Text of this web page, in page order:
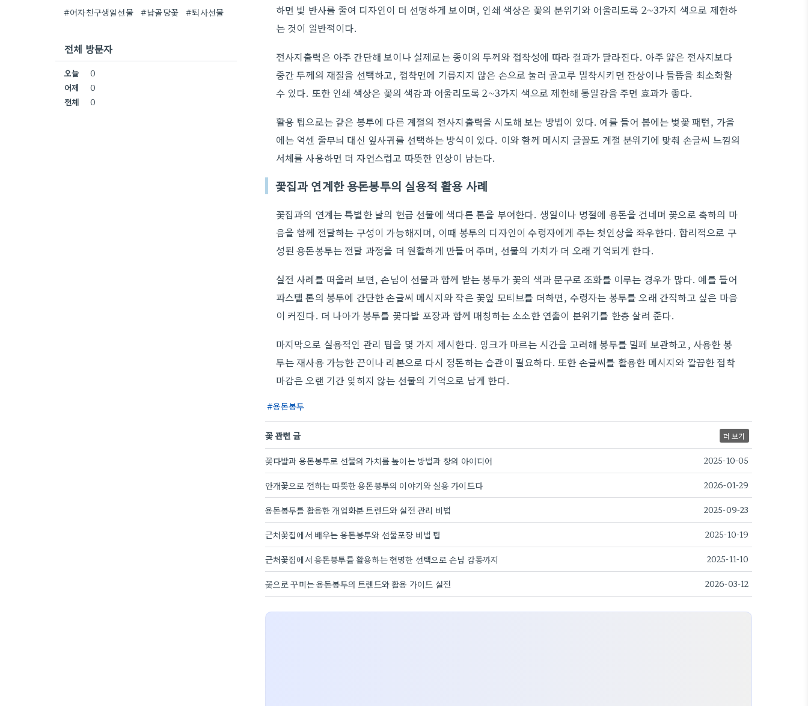
하면 빛 반사를 줄여 디자인이 더 선명하게 보이며, 인쇄 색상은 꽃의 분위기와 어울리도록 2~3가지 색으로 제한하
는 것이 일반적이다.
전사지출력은 아주 간단해 보이나 실제로는 종이의 두께와 접착성에 따라 결과가 달라진다. 아주 얇은 전사지보다
중간 두께의 재질을 선택하고, 접착면에 기름지지 않은 손으로 눌러 골고루 밀착시키면 잔상이나 들뜸을 최소화할
수 있다. 또한 인쇄 색상은 꽃의 색감과 어울리도록 2~3가지 색으로 제한해 통일감을 주면 효과가 좋다.
활용 팁으로는 같은 봉투에 다른 계절의 전사지출력을 시도해 보는 방법이 있다. 예를 들어 봄에는 벚꽃 패턴, 가을
에는 억센 줄무늬 대신 잎사귀를 선택하는 방식이 있다. 이와 함께 메시지 글꼴도 계절 분위기에 맞춰 손글씨 느낌의
서체를 사용하면 더 자연스럽고 따뜻한 인상이 남는다.
꽃집과 연계한 용돈봉투의 실용적 활용 사례
꽃집과의 연계는 특별한 날의 현금 선물에 색다른 톤을 부여한다. 생일이나 명절에 용돈을 건네며 꽃으로 축하의 마
음을 함께 전달하는 구성이 가능해지며, 이때 봉투의 디자인이 수령자에게 주는 첫인상을 좌우한다. 합리적으로 구
성된 용돈봉투는 전달 과정을 더 원활하게 만들어 주며, 선물의 가치가 더 오래 기억되게 한다.
실전 사례를 떠올려 보면, 손님이 선물과 함께 받는 봉투가 꽃의 색과 문구로 조화를 이루는 경우가 많다. 예를 들어
파스텔 톤의 봉투에 간단한 손글씨 메시지와 작은 꽃잎 모티브를 더하면, 수령자는 봉투를 오래 간직하고 싶은 마음
이 커진다. 더 나아가 봉투를 꽃다발 포장과 함께 매칭하는 소소한 연출이 분위기를 한층 살려 준다.
마지막으로 실용적인 관리 팁을 몇 가지 제시한다. 잉크가 마르는 시간을 고려해 봉투를 밀폐 보관하고, 사용한 봉
투는 재사용 가능한 끈이나 리본으로 다시 정돈하는 습관이 필요하다. 또한 손글씨를 활용한 메시지와 깔끔한 접착
마감은 오랜 기간 잊히지 않는 선물의 기억으로 남게 한다.
용돈봉투
꽃 관련 글 더 보기
꽃다발과 용돈봉투로 선물의 가치를 높이는 방법과 창의 아이디어 2025-10-05
안개꽃으로 전하는 따뜻한 용돈봉투의 이야기와 실용 가이드다 2026-01-29
용돈봉투를 활용한 개업화분 트렌드와 실전 관리 비법 2025-09-23
근처꽃집에서 배우는 용돈봉투와 선물포장 비법 팁 2025-10-19
근처꽃집에서 용돈봉투를 활용하는 현명한 선택으로 손님 감동까지 2025-11-10
꽃으로 꾸미는 용돈봉투의 트렌드와 활용 가이드 실전 2026-03-12
#여자친구생일선물
#납골당꽃 #퇴사선물
전체 방문자
오늘
0
어제
0
전체
0